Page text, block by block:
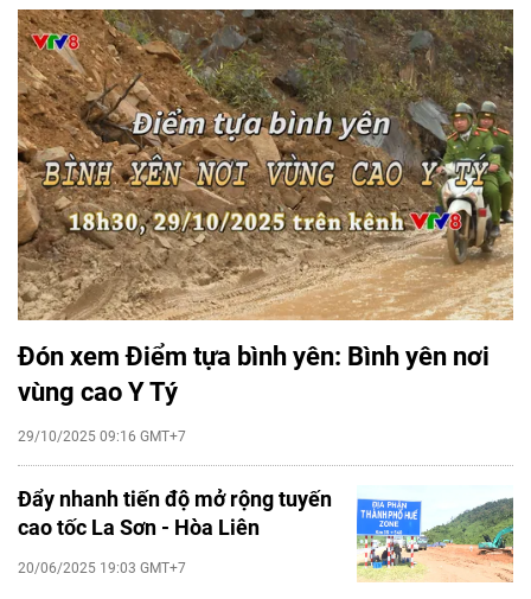
Đón xem Điểm tựa bình yên: Bình yên nơi
vùng cao Y Tý
29/10/2025 09:16 GMT+7
Đẩy nhanh tiến độ mở rộng tuyến
cao tốc La Sơn - Hòa Liên
20/06/2025 19:03 GMT+7